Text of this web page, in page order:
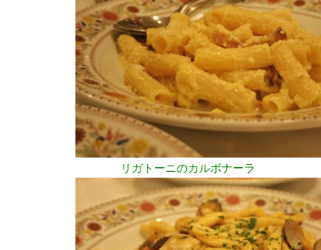
リガトーニのカルボナーラ